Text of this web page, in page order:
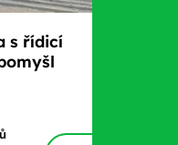
s řídicí